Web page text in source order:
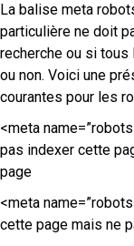
La balise meta
particulière ne doit
recherche ou si
ou non. Voici une
courantes pour les
<meta
pas indexer cette
page
<meta
cette page mais ne